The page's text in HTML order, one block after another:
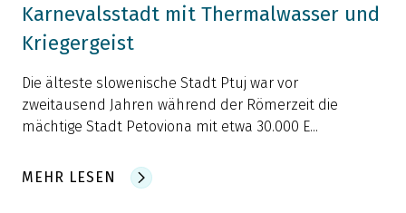
Karnevalsstadt mit Thermalwasser und
Kriegergeist
Die älteste slowenische Stadt Ptuj war vor
zweitausend Jahren während der Römerzeit die
mächtige Stadt Petoviona mit etwa 30.000 E...
MEHR LESEN